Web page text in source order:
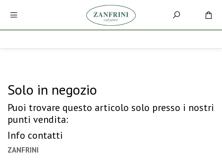
Solo in negozio
Puoi trovare questo articolo solo presso i nostri
punti vendita:
Info contatti
ZANFRINI